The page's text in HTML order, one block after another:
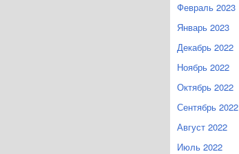
Февраль 2023
Январь 2023
Декабрь 2022
Ноябрь 2022
Октябрь 2022
Сентябрь 2022
Август 2022
Июль 2022